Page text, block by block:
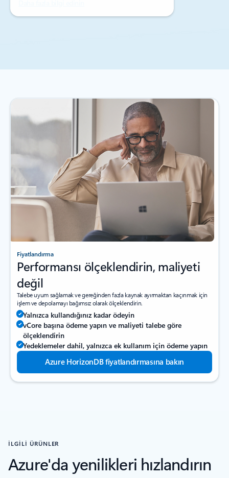
Fiyatlandırma
Performansı ölçeklendirin, maliyeti
değil
Talebe uyum sağlamak ve gereğinden fazla kaynak ayırmaktan kaçınmak için
işlem ve depolamayı bağımsız olarak ölçeklendirin.
Yalnızca kullandığınız kadar ödeyin
vCore başına ödeme yapın ve maliyeti talebe göre
ölçeklendirin
Yedeklemeler dahil, yalnızca ek kullanım için ödeme yapın
Azure HorizonDB fiyatlandırmasına bakın
İLGILI ÜRÜNLER
Azure'da yenilikleri hızlandırın